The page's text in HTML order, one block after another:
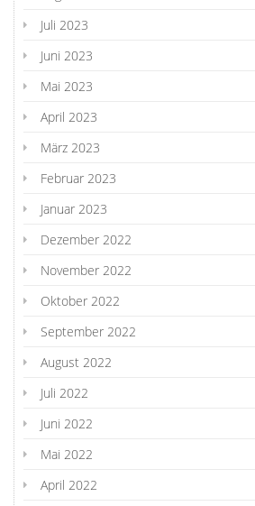
Juli 2023
Juni 2023
Mai 2023
April 2023
März 2023
Februar 2023
Januar 2023
Dezember 2022
November 2022
Oktober 2022
September 2022
August 2022
Juli 2022
Juni 2022
Mai 2022
April 2022